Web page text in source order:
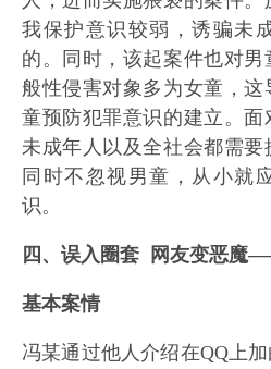
我保护意识较弱，诱骗未
的。同时，该起案件也对
般性侵害对象多为女童，
童预防犯罪意识的建立。
未成年人以及全社会都需
同时不忽视男童，从小就
识。
四、误入圈套 网友变恶魔
基本案情
冯某通过他人介绍在QQ上